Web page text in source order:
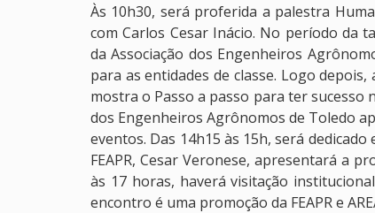
Às 10h30, será proferida a palestra
com Carlos Cesar Inácio. No período da
da Associação dos Engenheiros
para as entidades de classe. Logo
mostra o Passo a passo para ter sucesso
dos Engenheiros Agrônomos de Toledo
eventos. Das 14h15 às 15h, será
FEAPR, Cesar Veronese, apresentará a
às 17 horas, haverá visitação
encontro é uma promoção da FEAPR e